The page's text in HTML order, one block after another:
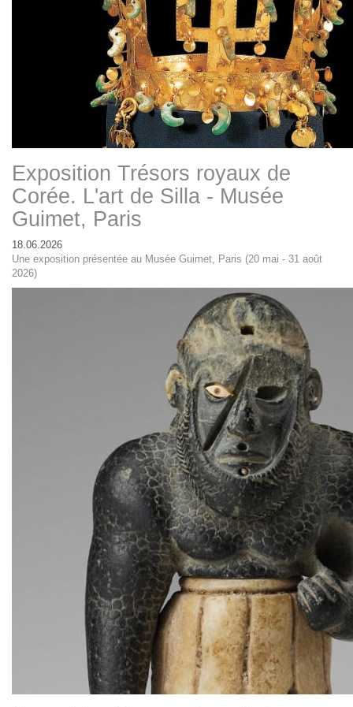
Exposition Trésors royaux de
Corée. L'art de Silla - Musée
Guimet, Paris
18.06.2026
Une exposition présentée au Musée Guimet, Paris (20 mai - 31 août
2026)